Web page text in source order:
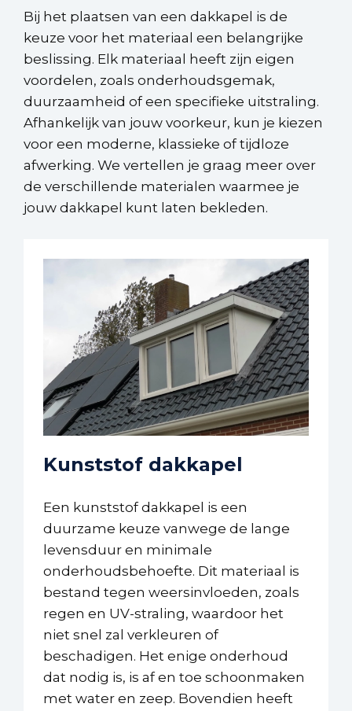
Bij het plaatsen van een dakkapel is de
keuze voor het materiaal een belangrijke
beslissing. Elk materiaal heeft zijn eigen
voordelen, zoals onderhoudsgemak,
duurzaamheid of een specifieke uitstraling.
Afhankelijk van jouw voorkeur, kun je kiezen
voor een moderne, klassieke of tijdloze
afwerking. We vertellen je graag meer over
de verschillende materialen waarmee je
jouw dakkapel kunt laten bekleden.
Kunststof dakkapel
Een kunststof dakkapel is een
duurzame keuze vanwege de lange
levensduur en minimale
onderhoudsbehoefte. Dit materiaal is
bestand tegen weersinvloeden, zoals
regen en UV-straling, waardoor het
niet snel zal verkleuren of
beschadigen. Het enige onderhoud
dat nodig is, is af en toe schoonmaken
met water en zeep. Bovendien heeft